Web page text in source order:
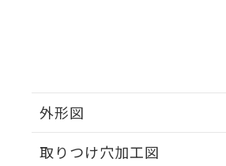
外形図
取りつけ穴加工図